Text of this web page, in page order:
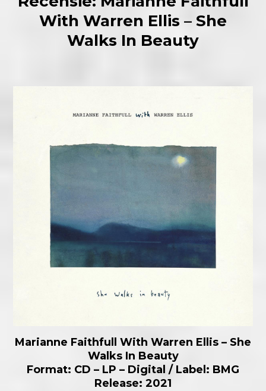
With Warren Ellis – She
Walks In Beauty
Marianne Faithfull With Warren Ellis – She
Walks In Beauty
Format: CD – LP – Digital / Label: BMG
Release: 2021